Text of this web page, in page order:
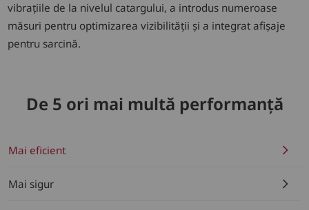
vibrațiile de la nivelul catargului, a introdus numeroase
măsuri pentru optimizarea vizibilității și a integrat afișaje
pentru sarcină.
De 5 ori mai multă performanță
Mai eficient
Mai sigur